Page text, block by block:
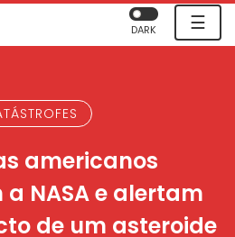
☰
DARK
americanos
NASA e alertam
de um asteroide